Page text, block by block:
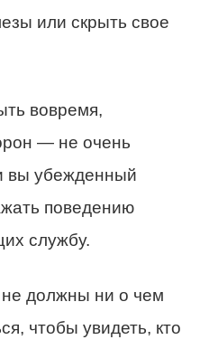
или скрыть свое
вовремя,
— не очень
вы убежденный
поведению
службу.
должны ни о чем
чтобы увидеть, кто